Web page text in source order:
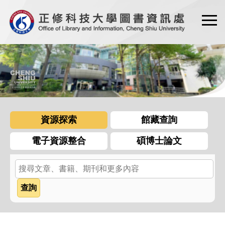
到
主
要
內
容
區
資源探索 館藏查詢
電子資源整合 碩博士論文